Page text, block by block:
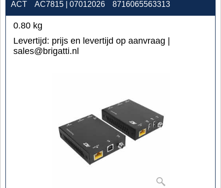
ACT AC7815 | 07012026 8716065563313
0.80 kg
Levertijd: prijs en levertijd op aanvraag |
sales@brigatti.nl